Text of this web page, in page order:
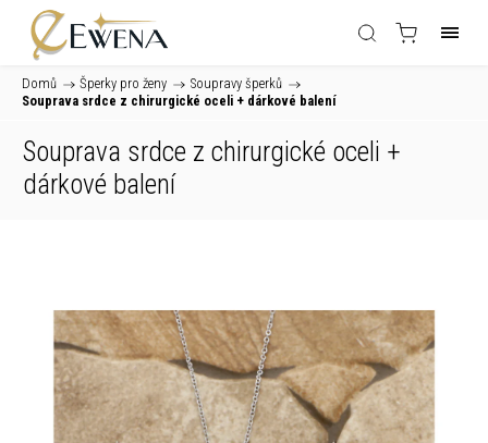
Domů / Šperky pro ženy / Soupravy šperků /
Souprava srdce z chirurgické oceli + dárkové balení
Souprava srdce z chirurgické oceli +
dárkové balení